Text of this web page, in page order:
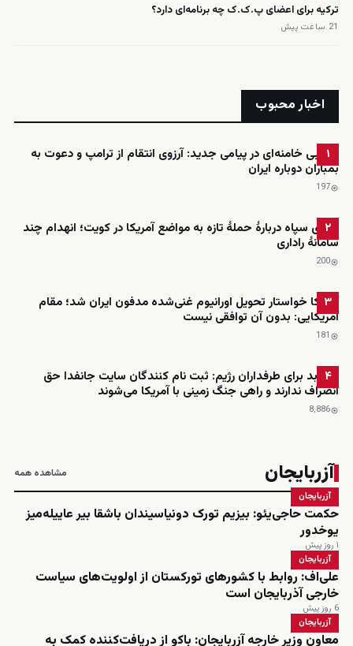
ترکیه برای اعضای پ.ک.ک چه برنامه‌ای دارد؟
21 ساعت پیش
اخبار محبوب
۱
مجتبی خامنه‌ای در پیامی جدید: آرزوی انتقام از ترامپ و دعوت به
بمباران دوباره ایران
197
۲
ادعای سپاه دربارهٔ حملهٔ تازه به مواضع آمریکا در کویت؛ انهدام چند
سامانهٔ راداری
200
۳
آمریکا خواستار تحویل اورانیوم غنی‌شده مدفون ایران شد؛ مقام
آمریکایی: بدون آن توافقی نیست
181
۴
خبر بد برای طرفداران رژیم: ثبت نام کنندگان سایت جانفدا حق
انصراف ندارند و راهی جنگ زمینی با آمریکا می‌شوند
8٬886
آزربایجان مشاهده همه
آزربایجان
حکمت حاجی‌یئو: بیزیم تورک دونیاسیندان باشقا بیر عاییله‌میز
یوخدور
۱ روز پیش
آزربایجان
علی‌اف: روابط با کشورهای تورکستان از اولویت‌های سیاست
خارجی آذربایجان است
6 روز پیش
آزربایجان
معاون وزیر خارجه آزربایجان: باکو از دریافت‌کننده کمک به